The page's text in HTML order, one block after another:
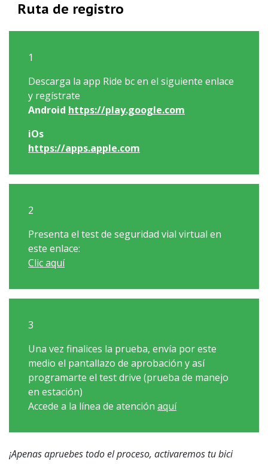
Ruta de registro
1
Descarga la app Ride bc en el siguiente enlace
y regístrate
Android https://play.google.com
iOs
https://apps.apple.com
2
Presenta el test de seguridad vial virtual en
este enlace:
Clic aquí
3
Una vez finalices la prueba, envía por este
medio el pantallazo de aprobación y así
programarte el test drive (prueba de manejo
en estación)
Accede a la línea de atención aquí
¡Apenas apruebes todo el proceso, activaremos tu bici